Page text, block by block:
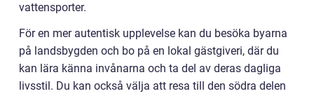
vattensporter.
För en mer autentisk upplevelse kan du besöka byarna
på landsbygden och bo på en lokal gästgiveri, där du
kan lära känna invånarna och ta del av deras dagliga
livsstil. Du kan också välja att resa till den södra delen